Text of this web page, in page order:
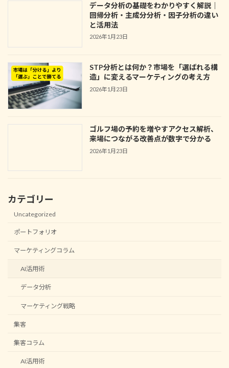
データ分析の基礎をわかりやすく解説｜
回帰分析・主成分分析・因子分析の違い
と活用法
2026年1月23日
STP分析とは何か？市場を「選ばれる構
造」に変えるマーケティングの考え方
2026年1月23日
ゴルフ場の予約を増やすアクセス解析、
来場につながる改善点が数字で分かる
2026年1月23日
カテゴリー
Uncategorized
ポートフォリオ
マーケティングコラム
AI活用術
データ分析
マーケティング戦略
集客
集客コラム
AI活用術